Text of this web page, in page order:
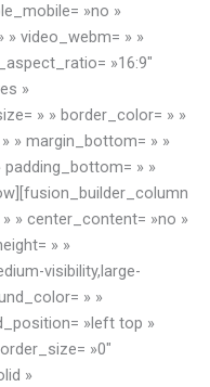
»no »
» video_webm= » »
»16:9″
»
» » border_color= » »
» margin_bottom= » »
padding_bottom= » »
» center_content= »no »
» »
visibility,large-
» »
»left top »
»0″
»